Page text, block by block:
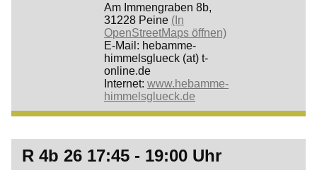
Am Immengraben 8b,
31228 Peine (In
OpenStreetMaps öffnen)
E-Mail: hebamme-
himmelsglueck (at) t-
online.de
Internet:www.hebamme-
himmelsglueck.de
R 4b 26 17:45 - 19:00 Uhr